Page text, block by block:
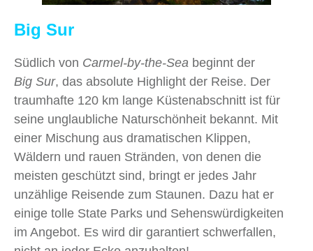
Big Sur
Südlich von Carmel-by-the-Sea beginnt der
Big Sur, das absolute Highlight der Reise. Der
traumhafte 120 km lange Küstenabschnitt ist für
seine unglaubliche Naturschönheit bekannt. Mit
einer Mischung aus dramatischen Klippen,
Wäldern und rauen Stränden, von denen die
meisten geschützt sind, bringt er jedes Jahr
unzählige Reisende zum Staunen. Dazu hat er
einige tolle State Parks und Sehenswürdigkeiten
im Angebot. Es wird dir garantiert schwerfallen,